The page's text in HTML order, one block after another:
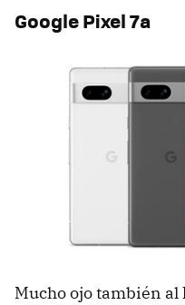
Google Pixel 7a
Mucho ojo también al